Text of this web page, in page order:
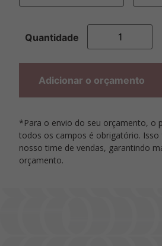
Adicionar o orçamento
*Para o envio do seu orçamento, o
todos os campos é obrigatório.
nosso time de vendas, garantindo
orçamento.